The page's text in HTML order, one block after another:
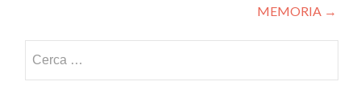
MEMORIA →